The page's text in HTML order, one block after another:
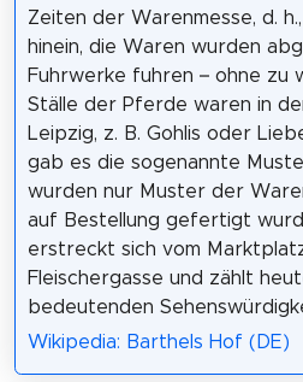
Zeiten der Warenmesse, d.
hinein, die Waren wurden
Fuhrwerke fuhren – ohne zu
Ställe der Pferde waren in
Leipzig, z. B. Gohlis oder
gab es die sogenannte
wurden nur Muster der
auf Bestellung gefertigt
erstreckt sich vom
Fleischergasse und zählt
bedeutenden
Wikipedia: Barthels Hof (DE)